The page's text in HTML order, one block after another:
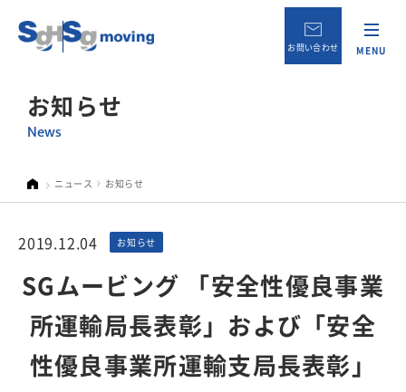
お問い合わせ MENU
お知らせ
News
ニュース お知らせ
2019.12.04 お知らせ
SGムービング 「安全性優良事業
所運輸局長表彰」および「安全
性優良事業所運輸支局長表彰」